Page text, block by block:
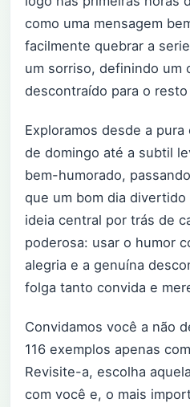
como uma mensagem
facilmente quebrar a
um sorriso, definindo um
descontraído para o
Exploramos desde a
de domingo até a subtil
bem-humorado,
que um bom dia
ideia central por trás de
poderosa: usar o humor
alegria e a genuína
folga tanto convida e
Convidamos você a não
116 exemplos apenas
Revisite-a, escolha
com você e, o mais